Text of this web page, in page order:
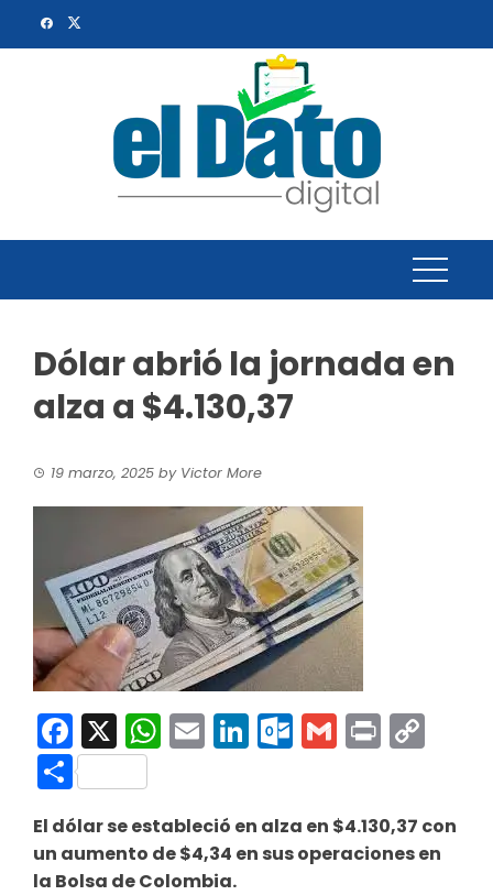
Dólar abrió la jornada en
alza a $4.130,37
19 marzo, 2025 by Victor More
Facebook
X WhatsApp
EmailLinkedInGmail
Print
Compartir
El dólar se estableció en alza en $4.130,37 con
un aumento de $4,34 en sus operaciones en
la Bolsa de Colombia.